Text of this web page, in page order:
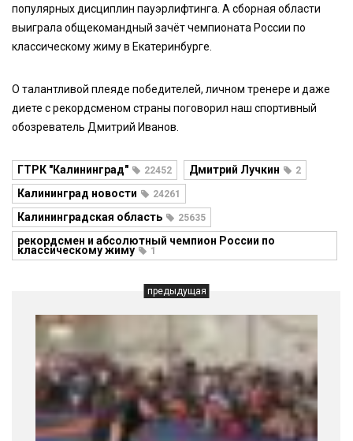
популярных дисциплин пауэрлифтинга. А сборная области
выиграла общекомандный зачёт чемпионата России по
классическому жиму в Екатеринбурге.
О талантливой плеяде победителей, личном тренере и даже
диете с рекордсменом страны поговорил наш спортивный
обозреватель Дмитрий Иванов.
ГТРК "Калининград" 22452 Дмитрий Лучкин 2
Калининград новости 24261
Калининградская область 25635
рекордсмен и абсолютный чемпион России по
классическому жиму 1
предыдущая